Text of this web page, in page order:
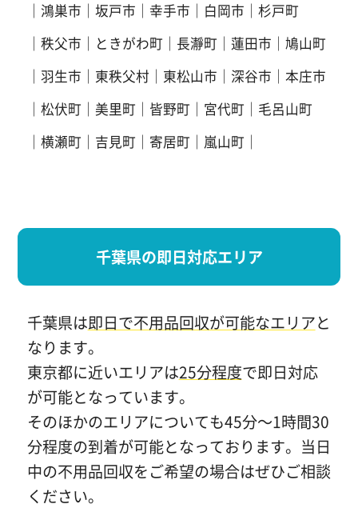
鴻巣市
坂戸市 幸手市 白岡市
杉戸町
秩父市
ときがわ町 長瀞町 蓮田市
鳩山町
羽生市
東秩父村 東松山市 深谷市
本庄市
松伏町
美里町 皆野町 宮代町
毛呂山町
横瀬町
吉見町 寄居町 嵐山町
千葉県の即日対応エリア
千葉県は即日で不用品回収が可能なエリアと
なります。
東京都に近いエリアは25分程度で即日対応
が可能となっています。
そのほかのエリアについても45分～1時間30
分程度の到着が可能となっております。当日
中の不用品回収をご希望の場合はぜひご相談
ください。